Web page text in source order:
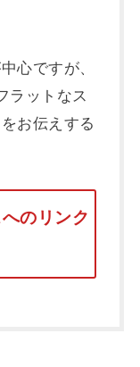
心ですが、
ラットなス
お伝えする
のリンク